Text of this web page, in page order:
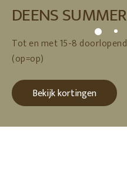
DEENS
Tot en met 15-8
(op=op)
Bekijk kortingen